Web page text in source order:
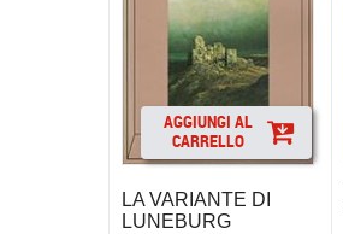
AGGIUNGI AL
CARRELLO
LA VARIANTE DI
LUNEBURG